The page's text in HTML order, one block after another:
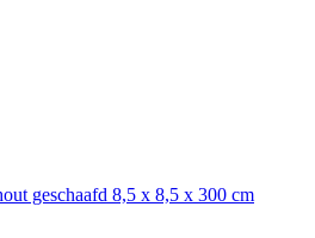
geschaafd 8,5 x 8,5 x 300 cm